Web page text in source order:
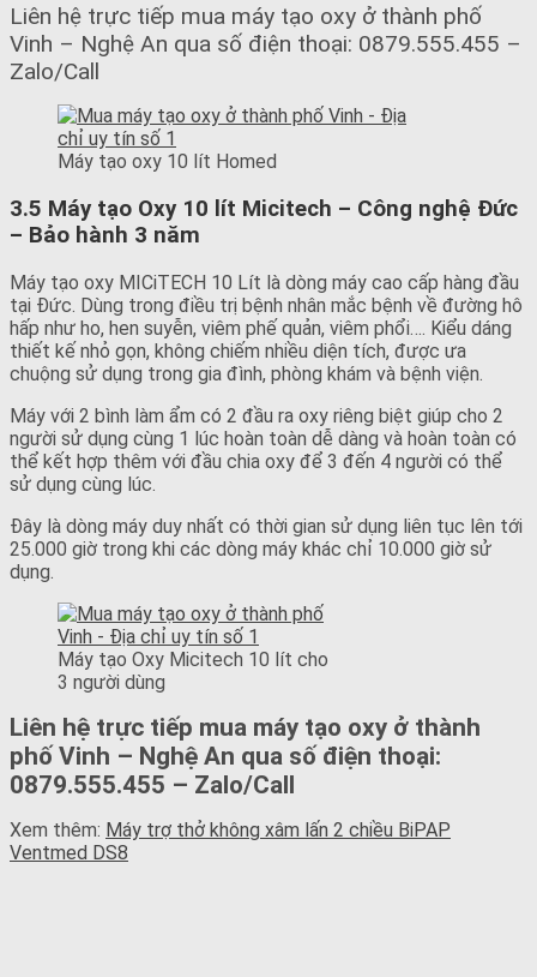
Liên hệ trực tiếp mua máy tạo oxy ở thành phố
Vinh – Nghệ An qua số điện thoại: 0879.555.455 –
Zalo/Call
Máy tạo oxy 10 lít Homed
3.5 Máy tạo Oxy 10 lít Micitech – Công nghệ Đức
– Bảo hành 3 năm
Máy tạo oxy MICiTECH 10 Lít là dòng máy cao cấp hàng đầu
tại Đức. Dùng trong điều trị bệnh nhân mắc bệnh về đường hô
hấp như ho, hen suyễn, viêm phế quản, viêm phổi…. Kiểu dáng
thiết kế nhỏ gọn, không chiếm nhiều diện tích, được ưa
chuộng sử dụng trong gia đình, phòng khám và bệnh viện.
Máy với 2 bình làm ẩm có 2 đầu ra oxy riêng biệt giúp cho 2
người sử dụng cùng 1 lúc hoàn toàn dễ dàng và hoàn toàn có
thể kết hợp thêm với đầu chia oxy để 3 đến 4 người có thể
sử dụng cùng lúc.
Đây là dòng máy duy nhất có thời gian sử dụng liên tục lên tới
25.000 giờ trong khi các dòng máy khác chỉ 10.000 giờ sử
dụng.
Máy tạo Oxy Micitech 10 lít cho
3 người dùng
Liên hệ trực tiếp mua máy tạo oxy ở thành
phố Vinh – Nghệ An qua số điện thoại:
0879.555.455 – Zalo/Call
Xem thêm: Máy trợ thở không xâm lấn 2 chiều BiPAP
Ventmed DS8